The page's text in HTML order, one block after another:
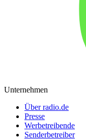
Unternehmen
Über radio.de
Presse
Werbetreibende
Senderbetreiber